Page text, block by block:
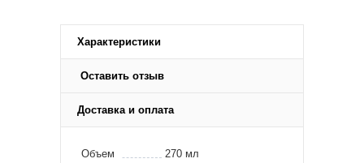
Характеристики
Оставить отзыв
Доставка и оплата
Объем
270 мл